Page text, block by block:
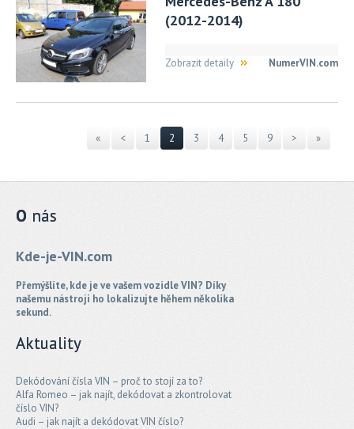
(2012-2014)
NumerVIN.com
Zobrazit detaily
« < 1 2 3 4 5 9 > »
O nás
Kde-je-VIN.com
Přemýšlíte, kde je ve vašem vozidle VIN? Díky
našemu nástroji ho lokalizujte hěhem několika
sekund.
Aktuality
Dekódování čísla VIN – proč to stojí za to?
Alfa Romeo – jak najít, dekódovat a zkontrolovat
číslo VIN?
Audi – jak najít a dekódovat VIN číslo?